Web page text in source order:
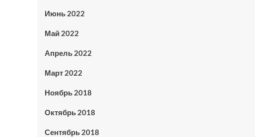
Июнь 2022
Май 2022
Апрель 2022
Март 2022
Ноябрь 2018
Октябрь 2018
Сентябрь 2018